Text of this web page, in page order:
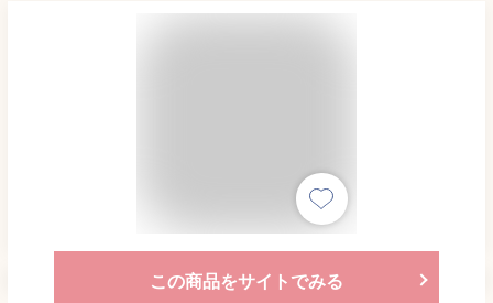
この商品をサイトでみる